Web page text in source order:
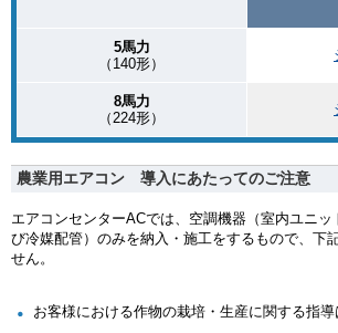
5馬力
（140形）
8馬力
（224形）
農業用エアコン 導入にあたってのご注意
エアコンセンターACでは、空調機器（室内ユニッ
び冷媒配管）のみを納入・施工をするもので、下
せん。
お客様における作物の栽培・生産に関する指導